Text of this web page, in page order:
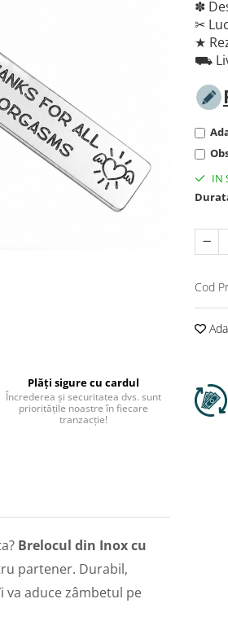
✽
✂︎
★
⛟
IN
Cod
Plăți sigure cu cardul
Încrederea și securitatea dvs. sunt
prioritățile noastre în fiecare
tranzacție!
Brelocul din Inox cu
partener. Durabil,
va aduce zâmbetul pe